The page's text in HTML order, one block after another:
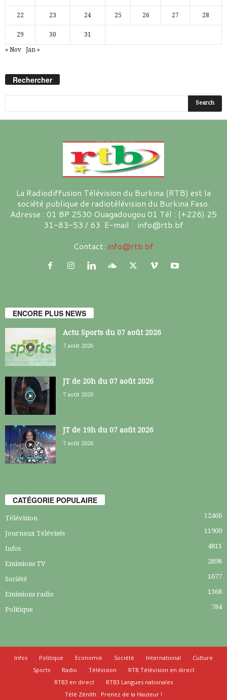
22 23 24 25 26 27 28
29 30 31
« Nov Jan »
Rechercher
La Radiodiffusion Télévision du Burkina (RTB) est la
société publique de radiotélévision du Burkina Faso.
Adresse : 01 BP 2530 Ouagadougou 01 Tél : (+226) 25
31-83-53 / 63 E-mail : info@rtb.bf
Contact: info@rtb.bf
ENCORE PLUS NEWS
Actu Sports du 07 août 2026
7 août 2026
JT de 20h du 07 août 2026
7 août 2026
JT de 19h du 07 août 2026
7 août 2026
CATÉGORIE POPULAIRE
Télévision 12466
Journaux Télévisés 11900
Infos 4811
Emissions TV 2898
Société 1677
Emissions radio 1368
Politique 784
Infos Politique Economie Société International
Culture
Sports
Radio Télévision
RTB Télévision en direct
RTB3 en direct
RTB3 Langues nationales
Télé Zénith : Prenez de la Hauteur !